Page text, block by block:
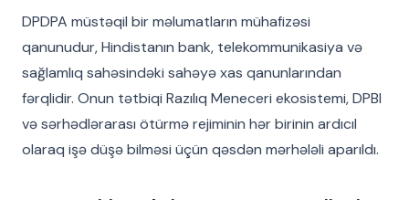
DPDPA müstəqil bir məlumatların mühafizəsi
qanunudur, Hindistanın bank, telekommunikasiya və
sağlamlıq sahəsindəki sahəyə xas qanunlarından
fərqlidir. Onun tətbiqi Razılıq Meneceri ekosistemi, DPBI
və sərhədlərarası ötürmə rejiminin hər birinin ardıcıl
olaraq işə düşə bilməsi üçün qəsdən mərhələli aparıldı.